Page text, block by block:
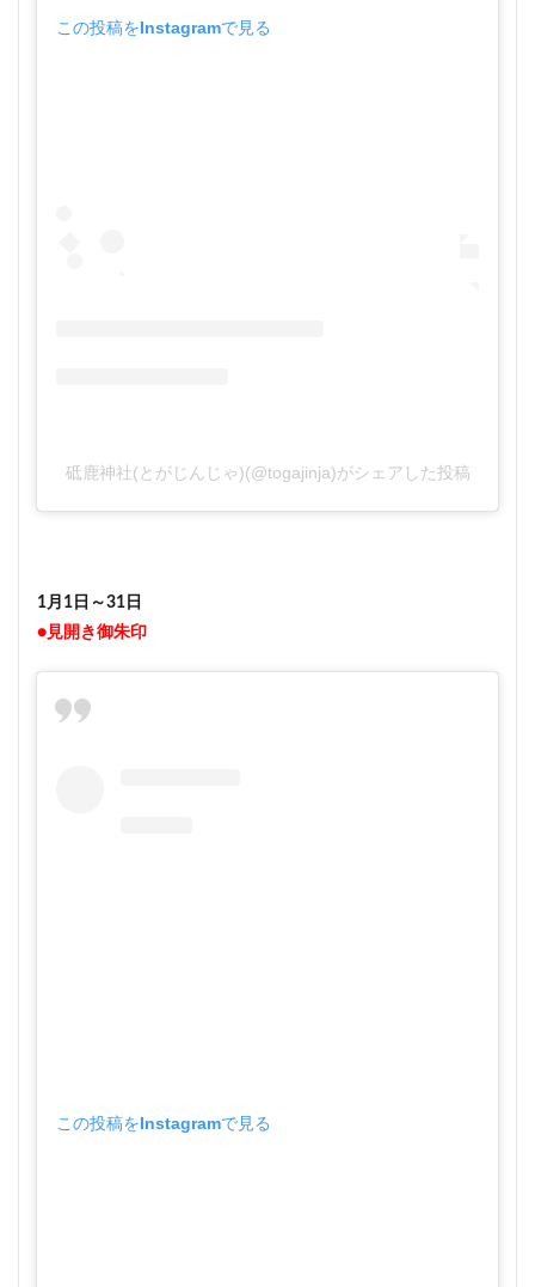
この投稿をInstagramで見る
砥鹿神社(とがじんじゃ)(@togajinja)がシェアした投稿
1月1日～31日
●見開き御朱印
この投稿をInstagramで見る